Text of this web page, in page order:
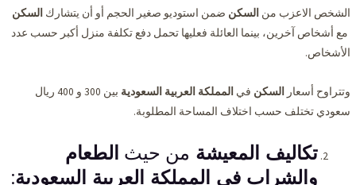
الشخص الاعزب من السكن ضمن استوديو صغير الحجم أو أن يتشارك السكن
مع أشخاص آخرين، بينما العائلة فعليها تحمل دفع تكلفة منزل أكبر حسب عدد
الأشخاص.
وتتراوح أسعار السكن في المملكة العربية السعودية
بين 300 و 400 ريال
سعودي تختلف حسب اختلاف المساحة المطلوبة.
تكاليف المعيشة من حيث الطعام
والشراب في المملكة العربية السعودية: